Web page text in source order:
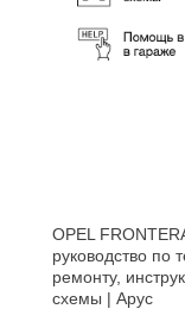
OPEL
руководство по
ремонту,
схемы | Арус